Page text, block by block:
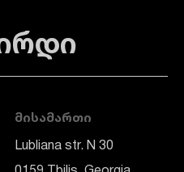
ᲛᲘᲡᲐᲛᲐᲠᲗᲘ
Lubliana str. N 30